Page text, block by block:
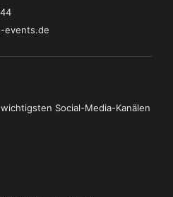
events.de
Social-Media-Kanälen